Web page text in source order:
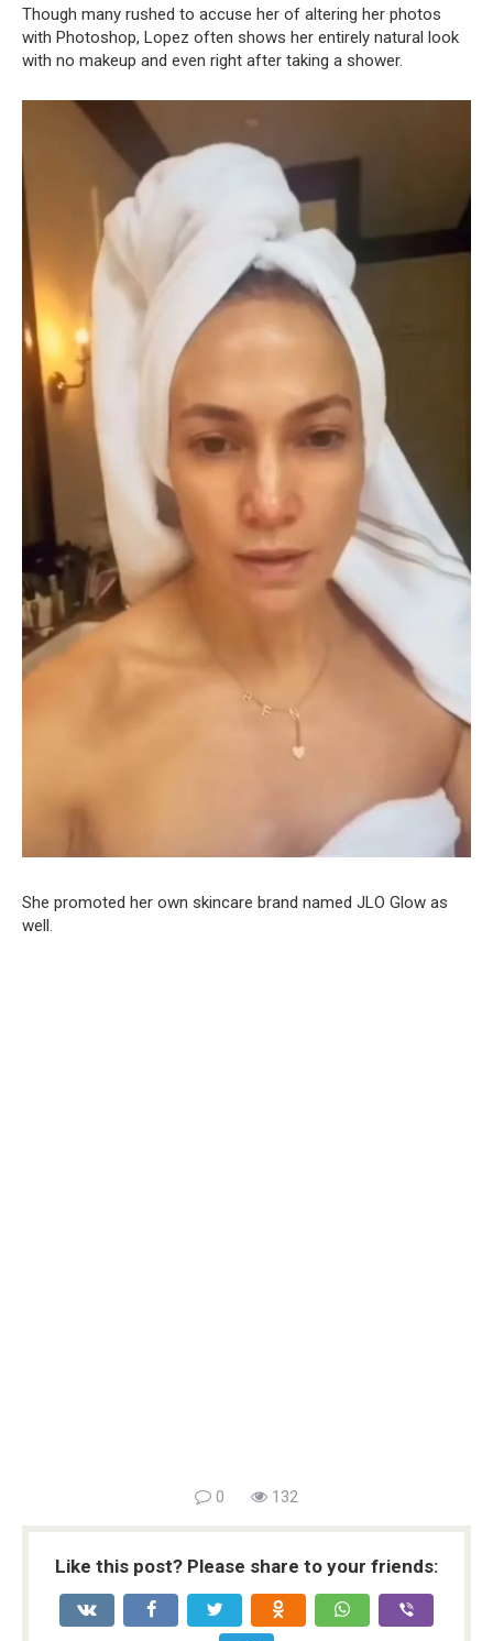
Though many rushed to accuse her of altering her photos
with Photoshop, Lopez often shows her entirely natural look
with no makeup and even right after taking a shower.
She promoted her own skincare brand named JLO Glow as
well.
0 132
Like this post? Please share to your friends: